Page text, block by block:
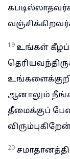
19 உங்கள்
ஆனாலும்
தீமைக்குப்
20